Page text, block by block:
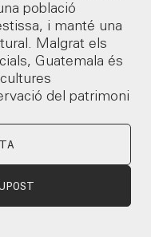
població
i manté una
Malgrat els
Guatemala és
del patrimoni